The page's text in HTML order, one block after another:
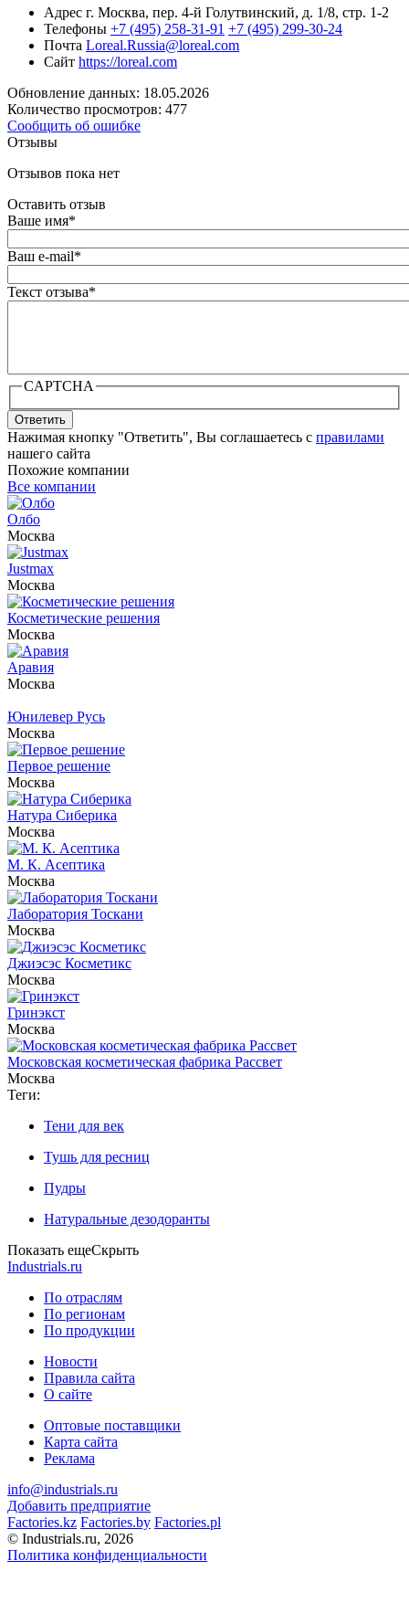
Адрес г. Москва, пер. 4-й Голутвинский, д. 1/8, стр. 1-2
Телефоны +7 (495) 258-31-91 +7 (495) 299-30-24
Почта Loreal.Russia@loreal.com
Сайт https://loreal.com
Обновление данных: 18.05.2026
Количество просмотров: 477
Сообщить об ошибке
Отзывы
Отзывов пока нет
Оставить отзыв
Ваше имя*
Ваш e-mail*
Текст отзыва*
CAPTCHA
Ответить
Нажимая кнопку "Ответить", Вы соглашаетесь с правилами
нашего сайта
Похожие компании
Все компании
Олбо
Москва
Justmax
Москва
Косметические решения
Москва
Аравия
Москва
Юнилевер Русь
Москва
Первое решение
Москва
Натура Сиберика
Москва
М. К. Асептика
Москва
Лаборатория Тоскани
Москва
Джиэсэс Косметикс
Москва
Гринэкст
Москва
Московская косметическая фабрика Рассвет
Москва
Теги:
Тени для век
Тушь для ресниц
Пудры
Натуральные дезодоранты
Показать ещеСкрыть
Industrials.ru
По отраслям
По регионам
По продукции
Новости
Правила сайта
О сайте
Оптовые поставщики
Карта сайта
Реклама
info@industrials.ru
Добавить предприятие
Factories.kz Factories.by Factories.pl
© Industrials.ru, 2026
Политика конфиденциальности